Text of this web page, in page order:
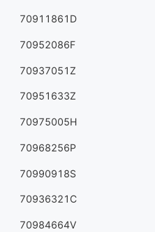
70911861D
70952086F
70937051Z
70951633Z
70975005H
70968256P
70990918S
70936321C
70984664V